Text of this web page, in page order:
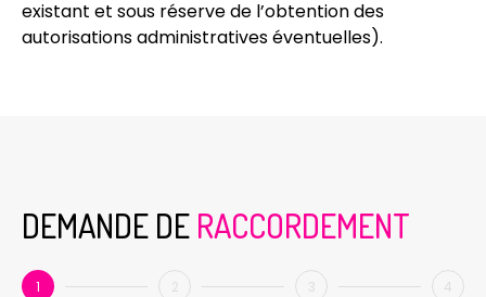
existant et sous réserve de l’obtention des
autorisations administratives éventuelles).
DEMANDE DE RACCORDEMENT
1 2 3 4